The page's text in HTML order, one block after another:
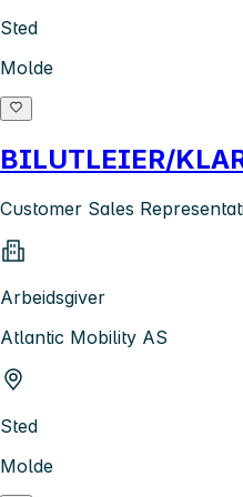
Sted
Molde
BILUTLEIER/
Customer Sales
Arbeidsgiver
Atlantic Mobility AS
Sted
Molde